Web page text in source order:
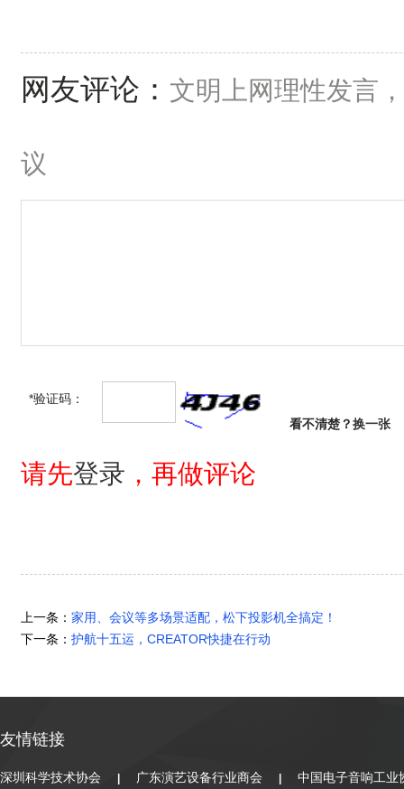
网友评论： 文明上网理性发言
议
*验证码：
看不清楚？换一张
请先登录 ，再做评论
上一条： 家用、会议等多场景适配，松下投影机全搞定！
下一条： 护航十五运，CREATOR快捷在行动
友情链接
深圳科学技术协会 广东演艺设备行业商会 中国电子音响工业